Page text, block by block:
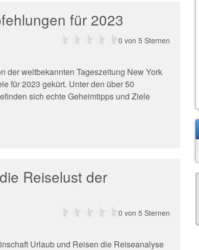
für 2023
0 von 5 Sternen
der weltbekannten Tageszeitung New York
für 2023 gekürt. Unter den über 50
sich echte Geheimtipps und Ziele
Reiselust der
0 von 5 Sternen
Urlaub und Reisen die Reiseanalyse